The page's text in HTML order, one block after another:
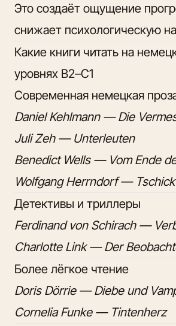
Это создаёт ощущение
снижает психологическую
Какие книги читать на
уровнях B2–C1
Современная немецкая
Daniel Kehlmann — Die
Juli Zeh — Unterleuten
Benedict Wells — Vom Ende
Wolfgang Herrndorf — Tschick
Детективы и триллеры
Ferdinand von Schirach —
Charlotte Link — Der
Более лёгкое чтение
Doris Dörrie — Diebe und
Cornelia Funke — Tintenherz